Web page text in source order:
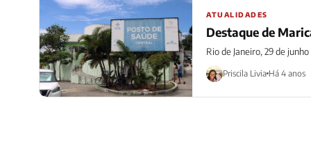
ATUALIDADES
Destaque de
Rio de Janeiro, 29 de
Priscila Livia Há 4 anos